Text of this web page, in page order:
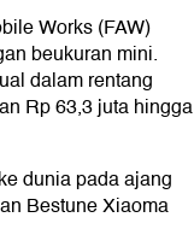
Works (FAW)
beukuran mini.
dalam rentang
Rp 63,3 juta hingga
dunia pada ajang
Bestune Xiaoma